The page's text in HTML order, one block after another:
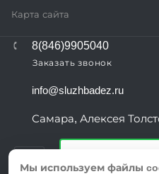
Карта сайта
8(846)9905040
Заказать звонок
info@sluzhbadez.ru
Самара, Алексея
Мы используем файлы
Напишите нам и